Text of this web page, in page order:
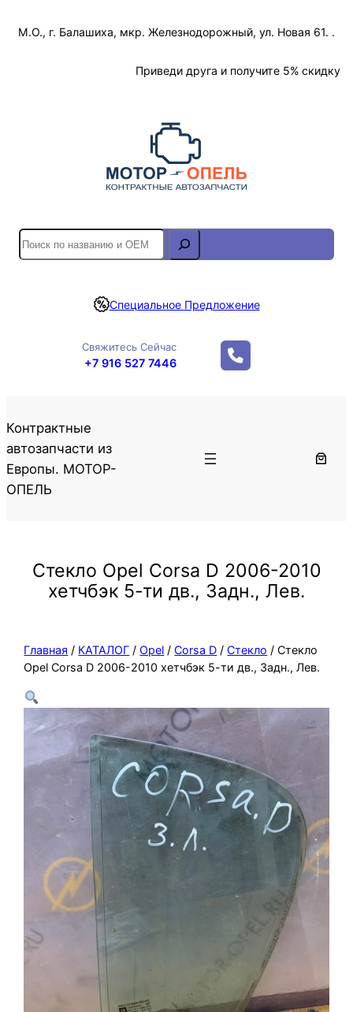
М.О., г. Балашиха, мкр. Железнодорожный, ул. Новая 61. .
Приведи друга и получите 5% скидку
S
e
r
Специальное Предложение
Свяжитесь Сейчас
+7 916 527 7446
Контрактные
автозапчасти из
Европы. МОТОР-
ОПЕЛЬ
Стекло Opel Corsa D 2006-2010
хетчбэк 5-ти дв., Задн., Лев.
Главная / КАТАЛОГ /Opel /Corsa D /Стекло / Стекло
Opel Corsa D 2006-2010 хетчбэк 5-ти дв., Задн., Лев.